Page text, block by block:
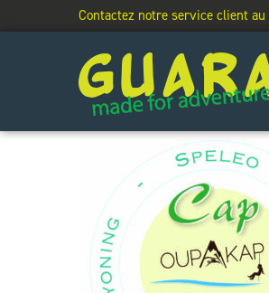
Contactez notre service client